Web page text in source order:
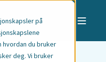
på
hvordan du bruker
deg. Vi bruker